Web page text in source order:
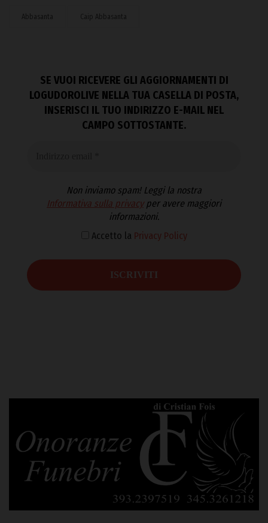
Abbasanta Caip Abbasanta
SE VUOI RICEVERE GLI AGGIORNAMENTI DI
LOGUDOROLIVE NELLA TUA CASELLA DI POSTA,
INSERISCI IL TUO INDIRIZZO E-MAIL NEL
CAMPO SOTTOSTANTE.
Non inviamo spam! Leggi la nostra
Informativa sulla privacyper avere maggiori
informazioni.
Accetto la Privacy Policy